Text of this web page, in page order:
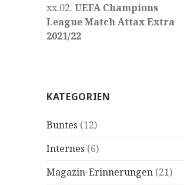
xx.02.UEFA Champions
League Match Attax Extra
2021/22
KATEGORIEN
Buntes (12)
Internes (6)
Magazin-Erinnerungen (21)